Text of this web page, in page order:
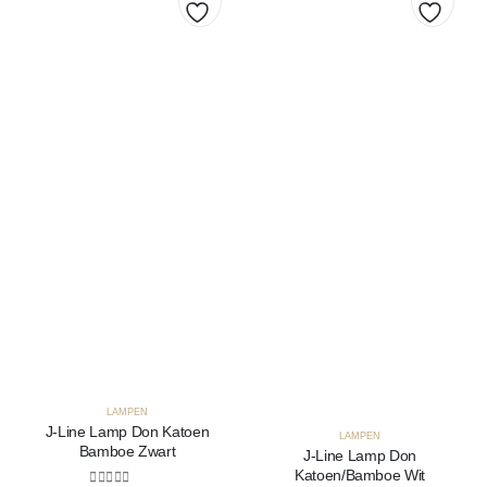
LAMPEN
J-Line Lamp Don Katoen
Bamboe Zwart
LAMPEN
J-Line Lamp Don
Katoen/Bamboe Wit